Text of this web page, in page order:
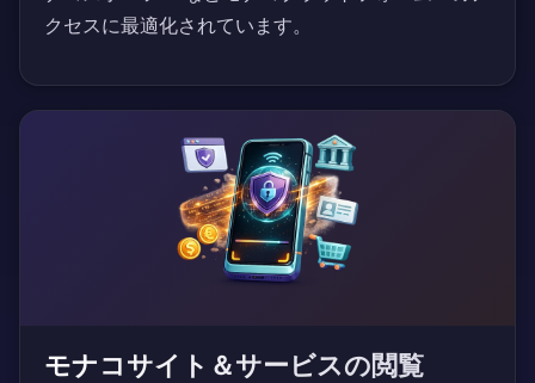
クセスに最適化されています。
モナコサイト＆サービスの閲覧